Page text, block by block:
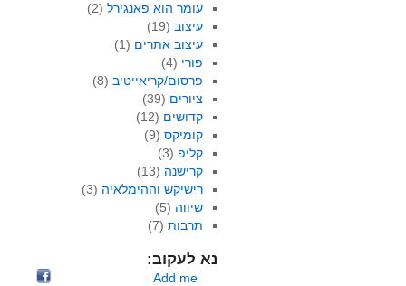
עומר הוא פאנגירל(2)
עיצוב(19)
עיצוב אתרים (1)
פורי (4)
פרסום/קריאייטיב(8)
ציורים (39)
קדושים (12)
קומיקס(9)
קליפ (3)
קרישנה (13)
רישיקש וההימלאיה (3)
שיווה (5)
תרבות(7)
נא לעקוב:
Add me